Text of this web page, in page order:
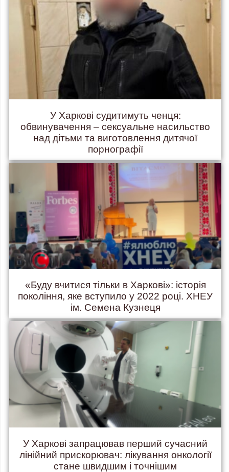
У Харкові судитимуть ченця:
обвинувачення – сексуальне насильство
над дітьми та виготовлення дитячої
порнографії
«Буду вчитися тільки в Харкові»: історія
покоління, яке вступило у 2022 році. ХНЕУ
ім. Семена Кузнеця
У Харкові запрацював перший сучасний
лінійний прискорювач: лікування онкології
стане швидшим і точнішим